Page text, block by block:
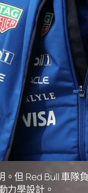
但 Red Bull 車
力學設計。